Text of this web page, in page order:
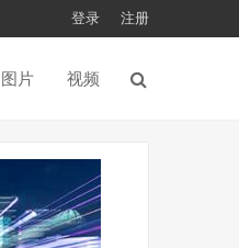
登录 注册
图片 视频